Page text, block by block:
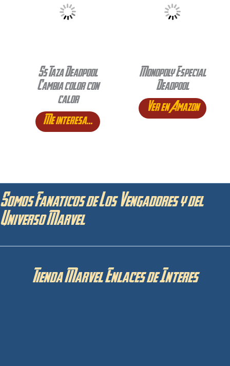
S5 Taza Deadpool
Cambia color con
calor
Me interesa...
Monopoly Especial
Deadpool
Ver en Amazon
Somos Fanaticos de Los Vengadores y del
Universo Marvel
Tienda Marvel Enlaces de Interes